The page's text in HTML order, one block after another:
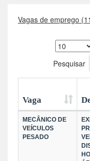
Vagas de emprego
Pesquisar
Vaga
MECÂNICO DE
VEÍCULOS
PESADO